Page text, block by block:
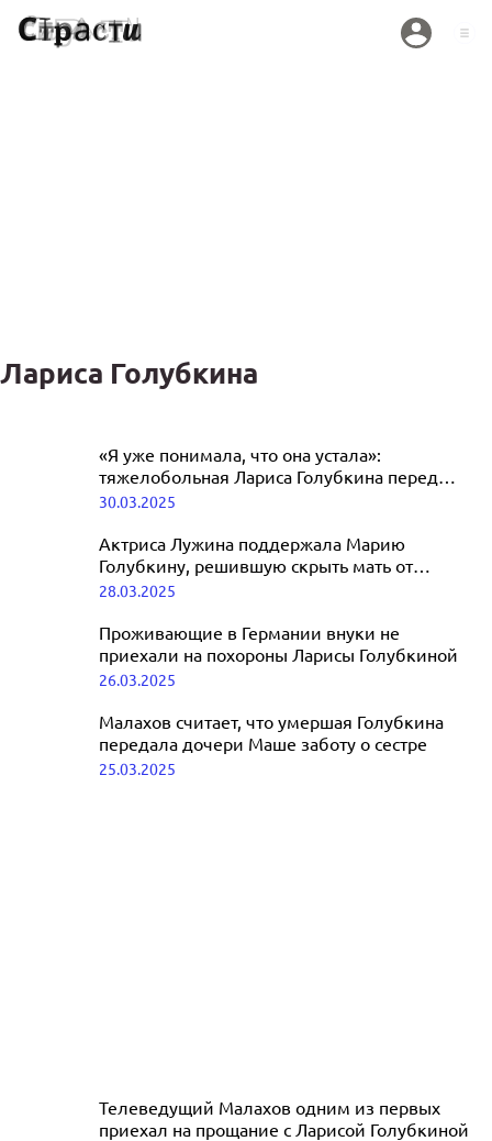
Лариса Голубкина
Стас Садальский возмущен тем, что
Голубкину похоронили не рядом
с Мироновым
«Я уже понимала, что она устала»:
тяжелобольная Лариса Голубкина перед
смертью заметно ослабла
30.03.2025
Актриса Лужина поддержала Марию
Голубкину, решившую скрыть мать от
посторонних
28.03.2025
Проживающие в Германии внуки не
приехали на похороны Ларисы Голубкиной
26.03.2025
Малахов считает, что умершая Голубкина
передала дочери Маше заботу о сестре
25.03.2025
Телеведущий Малахов одним из первых
приехал на прощание с Ларисой Голубкиной